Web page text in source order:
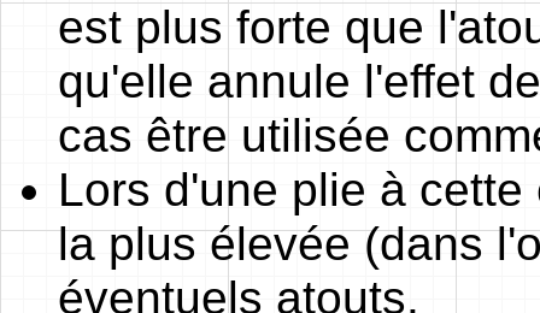
est plus forte que
qu'elle annule l'effet
cas être utilisée
Lors d'une plie à
la plus élevée (dans
éventuels atouts.